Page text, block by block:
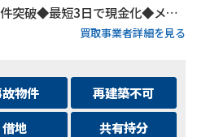
突破◆最短3日で現金化◆メー
買取事業者詳細を見る
物件
再建築不可
借地
共有持分